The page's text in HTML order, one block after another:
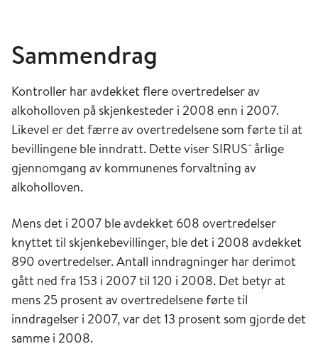
Sammendrag
Kontroller har avdekket flere overtredelser av
alkoholloven på skjenkesteder i 2008 enn i 2007.
Likevel er det færre av overtredelsene som førte til at
bevillingene ble inndratt. Dette viser SIRUS´ årlige
gjennomgang av kommunenes forvaltning av
alkoholloven.
Mens det i 2007 ble avdekket 608 overtredelser
knyttet til skjenkebevillinger, ble det i 2008 avdekket
890 overtredelser. Antall inndragninger har derimot
gått ned fra 153 i 2007 til 120 i 2008. Det betyr at
mens 25 prosent av overtredelsene førte til
inndragelser i 2007, var det 13 prosent som gjorde det
samme i 2008.